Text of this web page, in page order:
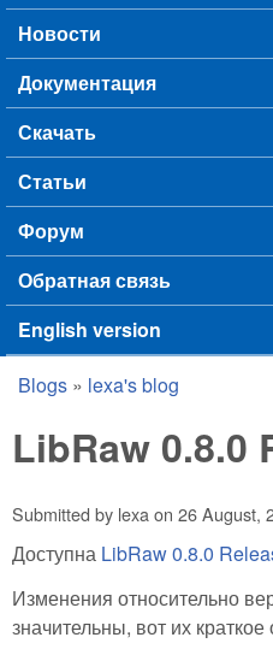
Новости
Документация
Скачать
Статьи
Форум
Обратная связь
English version
You are here
Blogs » lexa's blog
LibRaw 0.8.0
Submitted by lexa on 26 August,
Доступна LibRaw 0.8.0
Изменения относительно
значительны, вот их